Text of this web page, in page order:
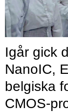
Igår gick
NanoIC,
belgiska
CMOS-